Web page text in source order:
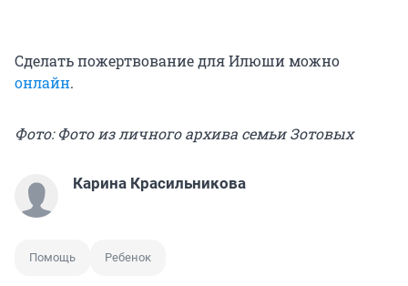
Сделать пожертвование для Илюши можно
онлайн.
Фото: Фото из личного архива семьи Зотовых
Карина Красильникова
Помощь Ребенок